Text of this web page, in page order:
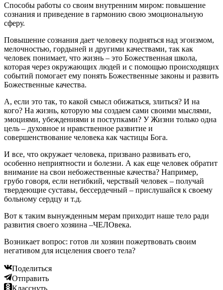
Способы работы со своим внутренним миром: повышение
сознания и приведение в гармонию свою эмоциональную
сферу.
Повышение сознания дает человеку подняться над эгоизмом,
мелочностью, гордыней и другими качествами, так как
человек понимает, что жизнь – это Божественная школа,
которая через окружающих людей и с помощью происходящих
событий помогает ему понять Божественные законы и развить
Божественные качества.
А, если это так, то какой смысл обижаться, злиться? И на
кого? На жизнь, которую мы создаем сами своими мыслями,
эмоциями, убеждениями и поступками? У Жизни только одна
цель – духовное и нравственное развитие и
совершенствование человека как частицы Бога.
И все, что окружает человека, призвано развивать его,
особенно неприятности и болезни. А как еще человек обратит
внимание на свои небожественные качества? Например,
грубо говоря, если негибкий, черствый человек – получай
твердеющие суставы, бессердечный – прислушайся к своему
больному сердцу и т.д.
Вот к таким вынужденным мерам приходит наше тело ради
развития своего хозяина –ЧЕЛОвека.
Возникает вопрос: готов ли хозяин пожертвовать своим
негативом для исцеления своего тела?
Поделиться
Отправить
Класснуть